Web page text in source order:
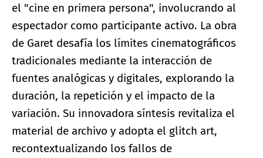
el "cine en primera persona", involucrando al
espectador como participante activo. La obra
de Garet desafía los límites cinematográficos
tradicionales mediante la interacción de
fuentes analógicas y digitales, explorando la
duración, la repetición y el impacto de la
variación. Su innovadora síntesis revitaliza el
material de archivo y adopta el glitch art,
recontextualizando los fallos de